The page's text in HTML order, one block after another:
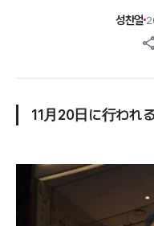
성찬얼
share
11月20日に行われ